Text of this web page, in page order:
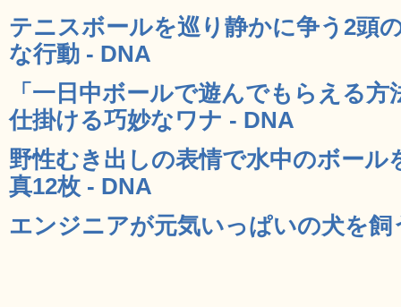
テニスボールを巡り静かに争う2頭
な行動 - DNA
「一日中ボールで遊んでもらえる
仕掛ける巧妙なワナ - DNA
野性むき出しの表情で水中のボール
真12枚 - DNA
エンジニアが元気いっぱいの犬を